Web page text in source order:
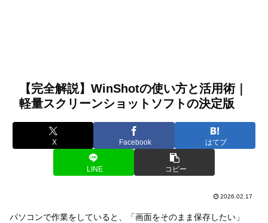
【完全解説】WinShotの使い方と活用術｜
軽量スクリーンショットソフトの決定版
X Facebook はてブ
LINE コピー
2026.02.17
パソコンで作業をしていると、「画面をそのまま保存したい」